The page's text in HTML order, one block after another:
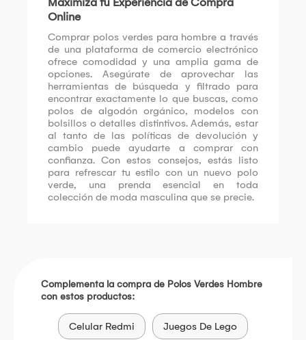
Online
Comprar polos verdes para hombre a través
de una plataforma de comercio electrónico
ofrece comodidad y una amplia gama de
opciones. Asegúrate de aprovechar las
herramientas de búsqueda y filtrado para
encontrar exactamente lo que buscas, como
polos de algodón orgánico, modelos con
bolsillos o detalles distintivos. Además, estar
al tanto de las políticas de devolución y
cambio puede ayudarte a comprar con
confianza. Con estos consejos, estás listo
para refrescar tu estilo con un nuevo polo
verde, una prenda esencial en toda
colección de moda masculina que se precie.
Complementa la compra de Polos Verdes Hombre
con estos productos:
Celular Redmi Juegos De Lego